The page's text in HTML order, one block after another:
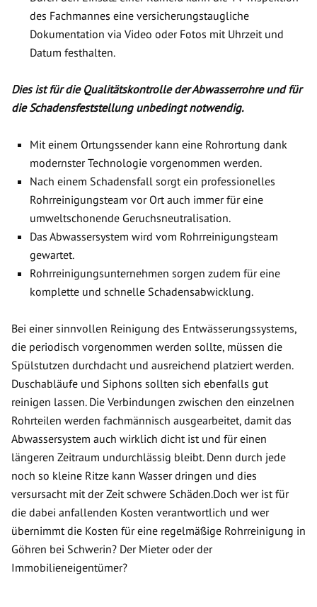
des Fachmannes eine versicherungstaugliche
Dokumentation via Video oder Fotos mit Uhrzeit und
Datum festhalten.
Dies ist für die Qualitätskontrolle der Abwasserrohre und für
die Schadensfeststellung unbedingt notwendig.
Mit einem Ortungssender kann eine Rohrortung dank
modernster Technologie vorgenommen werden.
Nach einem Schadensfall sorgt ein professionelles
Rohrreinigungsteam vor Ort auch immer für eine
umweltschonende Geruchsneutralisation.
Das Abwassersystem wird vom Rohrreinigungsteam
gewartet.
Rohrreinigungsunternehmen sorgen zudem für eine
komplette und schnelle Schadensabwicklung.
Bei einer sinnvollen Reinigung des Entwässerungssystems,
die periodisch vorgenommen werden sollte, müssen die
Spülstutzen durchdacht und ausreichend platziert werden.
Duschabläufe und Siphons sollten sich ebenfalls gut
reinigen lassen. Die Verbindungen zwischen den einzelnen
Rohrteilen werden fachmännisch ausgearbeitet, damit das
Abwassersystem auch wirklich dicht ist und für einen
längeren Zeitraum undurchlässig bleibt. Denn durch jede
noch so kleine Ritze kann Wasser dringen und dies
versursacht mit der Zeit schwere Schäden.Doch wer ist für
die dabei anfallenden Kosten verantwortlich und wer
übernimmt die Kosten für eine regelmäßige Rohrreinigung in
Göhren bei Schwerin? Der Mieter oder der
Immobilieneigentümer?